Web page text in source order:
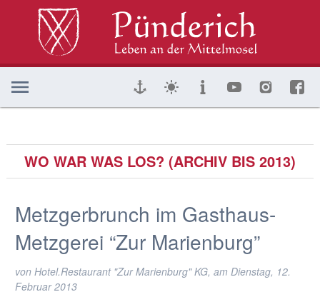
WO WAR WAS LOS? (ARCHIV BIS 2013)
Metzgerbrunch im Gasthaus-
Metzgerei “Zur Marienburg”
von Hotel.Restaurant "Zur Marienburg" KG, am Dienstag, 12.
Februar 2013